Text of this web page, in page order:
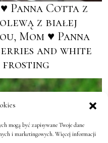
mogą być zapisywane Twoje dane
i marketingowych. Więcej informacji
Panna Cotta z
z białej
Mom ♥ Panna
and white
frosting